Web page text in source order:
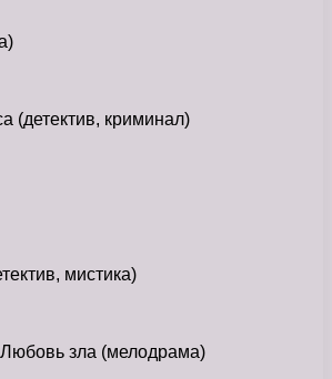
(детектив, криминал)
мистика)
зла (мелодрама)